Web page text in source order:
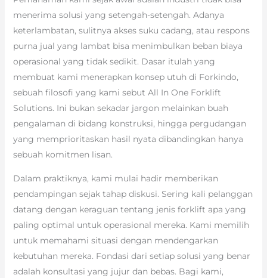
menerima solusi yang setengah-setengah. Adanya
keterlambatan, sulitnya akses suku cadang, atau respons
purna jual yang lambat bisa menimbulkan beban biaya
operasional yang tidak sedikit. Dasar itulah yang
membuat kami menerapkan konsep utuh di Forkindo,
sebuah filosofi yang kami sebut All In One Forklift
Solutions. Ini bukan sekadar jargon melainkan buah
pengalaman di bidang konstruksi, hingga pergudangan
yang memprioritaskan hasil nyata dibandingkan hanya
sebuah komitmen lisan.
Dalam praktiknya, kami mulai hadir memberikan
pendampingan sejak tahap diskusi. Sering kali pelanggan
datang dengan keraguan tentang jenis forklift apa yang
paling optimal untuk operasional mereka. Kami memilih
untuk memahami situasi dengan mendengarkan
kebutuhan mereka. Fondasi dari setiap solusi yang benar
adalah konsultasi yang jujur dan bebas. Bagi kami,